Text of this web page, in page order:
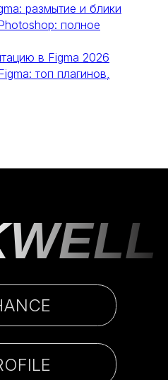
размытие и блики
полное
в Figma 2026
топ плагинов,